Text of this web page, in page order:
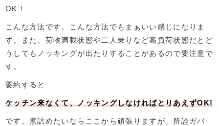
OK！
こんな方法です。こんな方法でもまぁいい感じになりま
す。また、荷物満載状態や二人乗りなど高負荷状態だとど
うしてもノッキングが出たりすることがあるので要注意で
す。
要約すると
ケッチン来なくて、ノッキングしなければとりあえずOK!
です。煮詰めたいならここから頑張りますが、所詮ガバ